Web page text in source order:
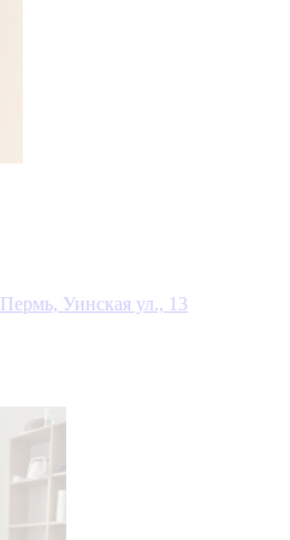
Пермь, Уинская ул., 13